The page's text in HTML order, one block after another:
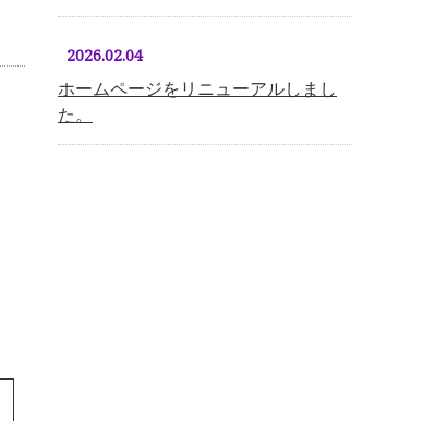
2026.02.04
ホームページをリニューアルしまし
た。